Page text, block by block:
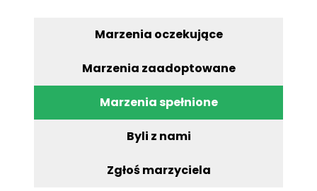
Marzenia oczekujące
Marzenia zaadoptowane
Marzenia spełnione
Byli z nami
Zgłoś marzyciela